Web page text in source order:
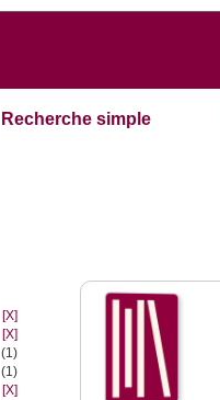
Recherche simple
[X]
[X]
(1)
(1)
[X]